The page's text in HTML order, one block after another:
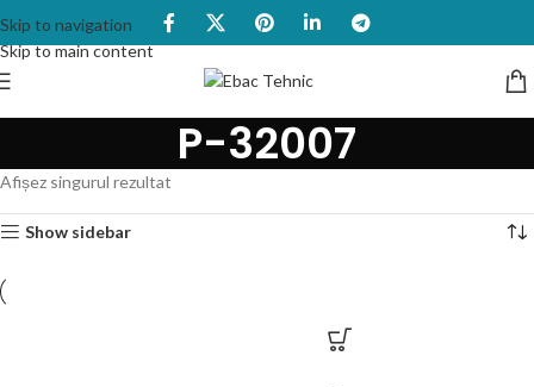
Skip to navigation
Skip to main content
P-32007
Afișez singurul rezultat
Show sidebar